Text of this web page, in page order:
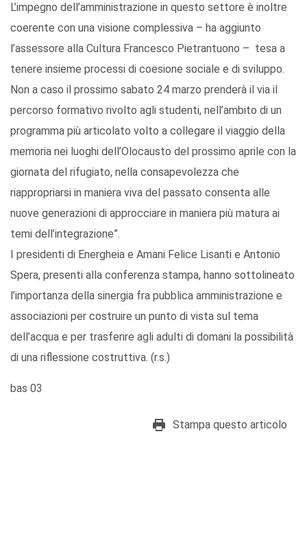
L’impegno dell’amministrazione in questo settore è inoltre
coerente con una visione complessiva – ha aggiunto
l’assessore alla Cultura Francesco Pietrantuono – tesa a
tenere insieme processi di coesione sociale e di sviluppo.
Non a caso il prossimo sabato 24 marzo prenderà il via il
percorso formativo rivolto agli studenti, nell’ambito di un
programma più articolato volto a collegare il viaggio della
memoria nei luoghi dell’Olocausto del prossimo aprile con la
giornata del rifugiato, nella consapevolezza che
riappropriarsi in maniera viva del passato consenta alle
nuove generazioni di approcciare in maniera più matura ai
temi dell’integrazione”.
I presidenti di Energheia e Amani Felice Lisanti e Antonio
Spera, presenti alla conferenza stampa, hanno sottolineato
l’importanza della sinergia fra pubblica amministrazione e
associazioni per costruire un punto di vista sul tema
dell’acqua e per trasferire agli adulti di domani la possibilità
di una riflessione costruttiva. (r.s.)
bas 03
Stampa questo articolo